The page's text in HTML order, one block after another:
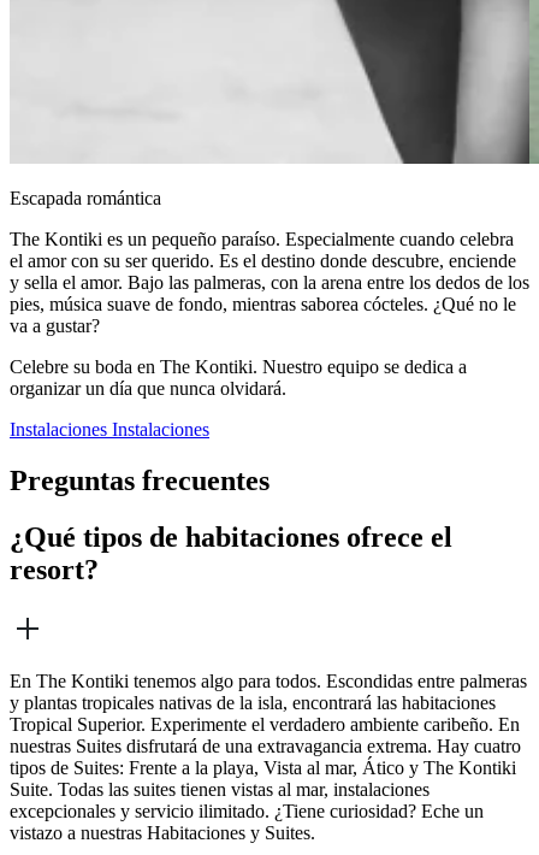
Escapada romántica
The Kontiki es un pequeño paraíso. Especialmente cuando celebra
el amor con su ser querido. Es el destino donde descubre, enciende
y sella el amor. Bajo las palmeras, con la arena entre los dedos de los
pies, música suave de fondo, mientras saborea cócteles. ¿Qué no le
va a gustar?
Celebre su boda en The Kontiki. Nuestro equipo se dedica a
organizar un día que nunca olvidará.
Instalaciones Instalaciones
Preguntas frecuentes
¿Qué tipos de habitaciones ofrece el
resort?
En The Kontiki tenemos algo para todos. Escondidas entre palmeras
y plantas tropicales nativas de la isla, encontrará las habitaciones
Tropical Superior. Experimente el verdadero ambiente caribeño. En
nuestras Suites disfrutará de una extravagancia extrema. Hay cuatro
tipos de Suites: Frente a la playa, Vista al mar, Ático y The Kontiki
Suite. Todas las suites tienen vistas al mar, instalaciones
excepcionales y servicio ilimitado. ¿Tiene curiosidad? Eche un
vistazo a nuestras Habitaciones y Suites.